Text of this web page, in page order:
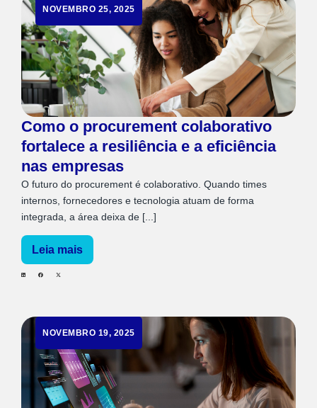
NOVEMBRO 25, 2025
Como o procurement colaborativo
fortalece a resiliência e a eficiência
nas empresas
O futuro do procurement é colaborativo. Quando times
internos, fornecedores e tecnologia atuam de forma
integrada, a área deixa de [...]
Leia mais
NOVEMBRO 19, 2025